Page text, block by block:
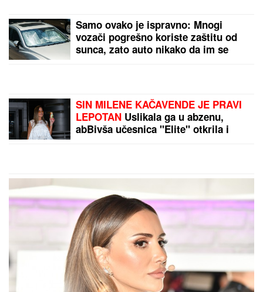
Nada Topčagić prekinula koncert, pa
se obratila OBEZBEĐENJU: "Ne
mogu da skočim, slomiću nogu!",
evo šta se desilo